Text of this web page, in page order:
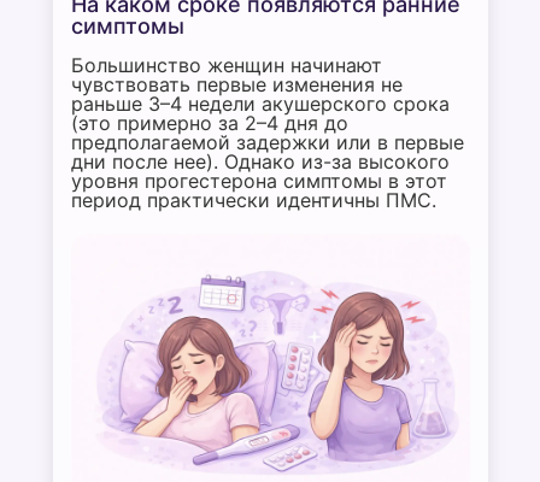
симптомы
Большинство женщин начинают
чувствовать первые изменения не
раньше 3–4 недели акушерского срока
(это примерно за 2–4 дня до
предполагаемой задержки или в первые
дни после нее). Однако из-за высокого
уровня прогестерона симптомы в этот
период практически идентичны ПМС.